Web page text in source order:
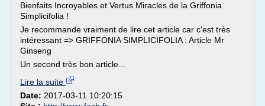
Bienfaits Incroyables et Vertus Miracles de la Griffonia
Simplicifolia !
Je recommande vraiment de lire cet article car c'est très
intéressant => GRIFFONIA SIMPLICIFOLIA : Article Mr
Ginseng
Un second très bon article...
Lire la suite
Date: 2017-03-11 10:20:15